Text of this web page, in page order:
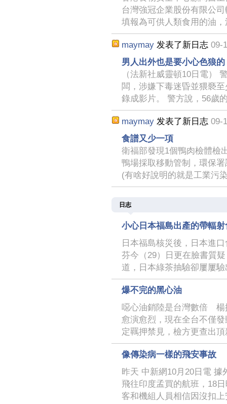
台灣強冠企業股份有限公
填報為可供人類食用的油
maymay 发表了新日志 09-
男人出外也是要小心色狼的
（法新社威靈頓10日電）
闆，涉嫌下毒迷昏並猥褻
錄成影片。 警方說，56歲
maymay 发表了新日志 09-
食譜又少一項
衛福部發現1個鴨肉檢體檢
鴨場採取移動管制，環保
(有啥好說明的就是工業污
日志
小心日本福島出產的帶輻射
日本福島核災後，日本進
芬今（29）日更在臉書質
道，日本綠茶抽驗卻屢屢驗
爆不完的黑心油
噁心油銷陸是台灣數倍 楊
愈演愈烈，現在全台不僅
定羈押禁見，檢方更查出頂
像傳染病一樣的飛安事故
昨天 中新網10月20日電
飛往印度孟買的航班，18
客和機組人員相信因沒扣